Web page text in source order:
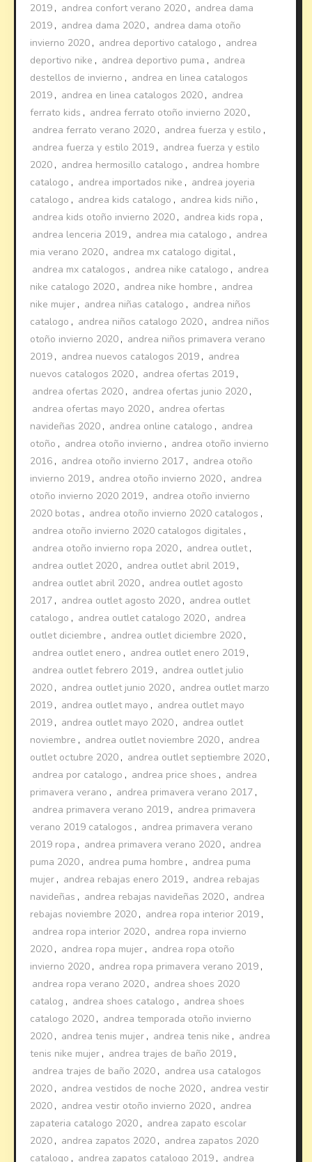
2019 , andrea confort verano 2020 , andrea dama
2019 , andrea dama 2020 , andrea dama otoño
invierno 2020 , andrea deportivo catalogo , andrea
deportivo nike , andrea deportivo puma , andrea
destellos de invierno , andrea en linea catalogos
2019 , andrea en linea catalogos 2020 , andrea
ferrato kids , andrea ferrato otoño invierno 2020 ,
andrea ferrato verano 2020 , andrea fuerza y estilo ,
andrea fuerza y estilo 2019 , andrea fuerza y estilo
2020 , andrea hermosillo catalogo , andrea hombre
catalogo , andrea importados nike , andrea joyeria
catalogo , andrea kids catalogo , andrea kids niño ,
andrea kids otoño invierno 2020 , andrea kids ropa ,
andrea lenceria 2019 , andrea mia catalogo , andrea
mia verano 2020 , andrea mx catalogo digital ,
andrea mx catalogos , andrea nike catalogo , andrea
nike catalogo 2020 , andrea nike hombre , andrea
nike mujer , andrea niñas catalogo , andrea niños
catalogo , andrea niños catalogo 2020 , andrea niños
otoño invierno 2020 , andrea niños primavera verano
2019 , andrea nuevos catalogos 2019 , andrea
nuevos catalogos 2020 , andrea ofertas 2019 ,
andrea ofertas 2020 , andrea ofertas junio 2020 ,
andrea ofertas mayo 2020 , andrea ofertas
navideñas 2020 , andrea online catalogo , andrea
otoño , andrea otoño invierno , andrea otoño invierno
2016 , andrea otoño invierno 2017 , andrea otoño
invierno 2019 , andrea otoño invierno 2020 , andrea
otoño invierno 2020 2019 , andrea otoño invierno
2020 botas , andrea otoño invierno 2020 catalogos ,
andrea otoño invierno 2020 catalogos digitales ,
andrea otoño invierno ropa 2020 , andrea outlet,
andrea outlet 2020 , andrea outlet abril 2019 ,
andrea outlet abril 2020 , andrea outlet agosto
2017 , andrea outlet agosto 2020 , andrea outlet
catalogo , andrea outlet catalogo 2020 , andrea
outlet diciembre , andrea outlet diciembre 2020 ,
andrea outlet enero , andrea outlet enero 2019 ,
andrea outlet febrero 2019 , andrea outlet julio
2020 , andrea outlet junio 2020 , andrea outlet marzo
2019 , andrea outlet mayo , andrea outlet mayo
2019 , andrea outlet mayo 2020 , andrea outlet
noviembre , andrea outlet noviembre 2020 , andrea
outlet octubre 2020 , andrea outlet septiembre 2020 ,
andrea por catalogo , andrea price shoes , andrea
primavera verano , andrea primavera verano 2017 ,
andrea primavera verano 2019 , andrea primavera
verano 2019 catalogos , andrea primavera verano
2019 ropa , andrea primavera verano 2020 , andrea
puma 2020 , andrea puma hombre , andrea puma
mujer , andrea rebajas enero 2019 , andrea rebajas
navideñas , andrea rebajas navideñas 2020 , andrea
rebajas noviembre 2020 , andrea ropa interior 2019 ,
andrea ropa interior 2020 , andrea ropa invierno
2020 , andrea ropa mujer , andrea ropa otoño
invierno 2020 , andrea ropa primavera verano 2019 ,
andrea ropa verano 2020 , andrea shoes 2020
catalog , andrea shoes catalogo , andrea shoes
catalogo 2020 , andrea temporada otoño invierno
2020 , andrea tenis mujer , andrea tenis nike , andrea
tenis nike mujer , andrea trajes de baño 2019 ,
andrea trajes de baño 2020 , andrea usa catalogos
2020 , andrea vestidos de noche 2020 , andrea vestir
2020 , andrea vestir otoño invierno 2020 , andrea
zapateria catalogo 2020 , andrea zapato escolar
2020 , andrea zapatos 2020 , andrea zapatos 2020
catalogo , andrea zapatos catalogo 2019 , andrea